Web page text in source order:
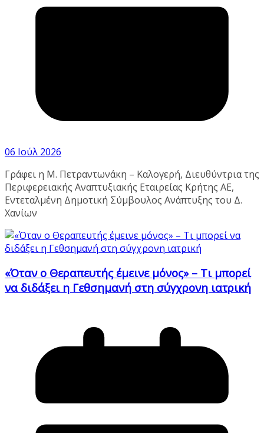
06 Ιούλ 2026
Γράφει η Μ. Πετραντωνάκη – Καλογερή, Διευθύντρια της
Περιφερειακής Αναπτυξιακής Εταιρείας Κρήτης ΑΕ,
Εντεταλμένη Δημοτική Σύμβουλος Ανάπτυξης του Δ.
Χανίων
«Όταν ο Θεραπευτής έμεινε μόνος» – Τι μπορεί
να διδάξει η Γεθσημανή στη σύγχρονη ιατρική